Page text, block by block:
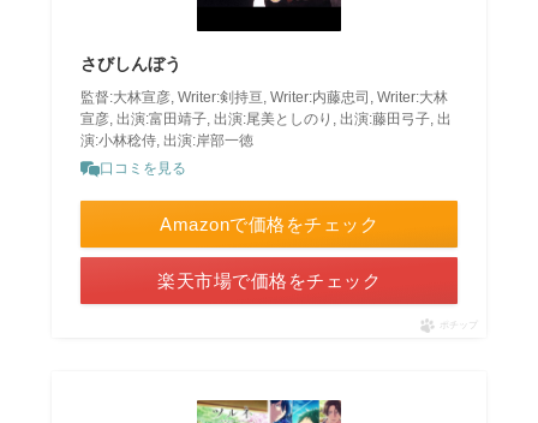
さびしんぼう
監督:大林宣彦, Writer:剣持亘, Writer:内藤忠司, Writer:大林
宣彦, 出演:富田靖子, 出演:尾美としのり, 出演:藤田弓子, 出
演:小林稔侍, 出演:岸部一徳
口コミを見る
Amazonで価格をチェック
楽天市場で価格をチェック
ポチップ